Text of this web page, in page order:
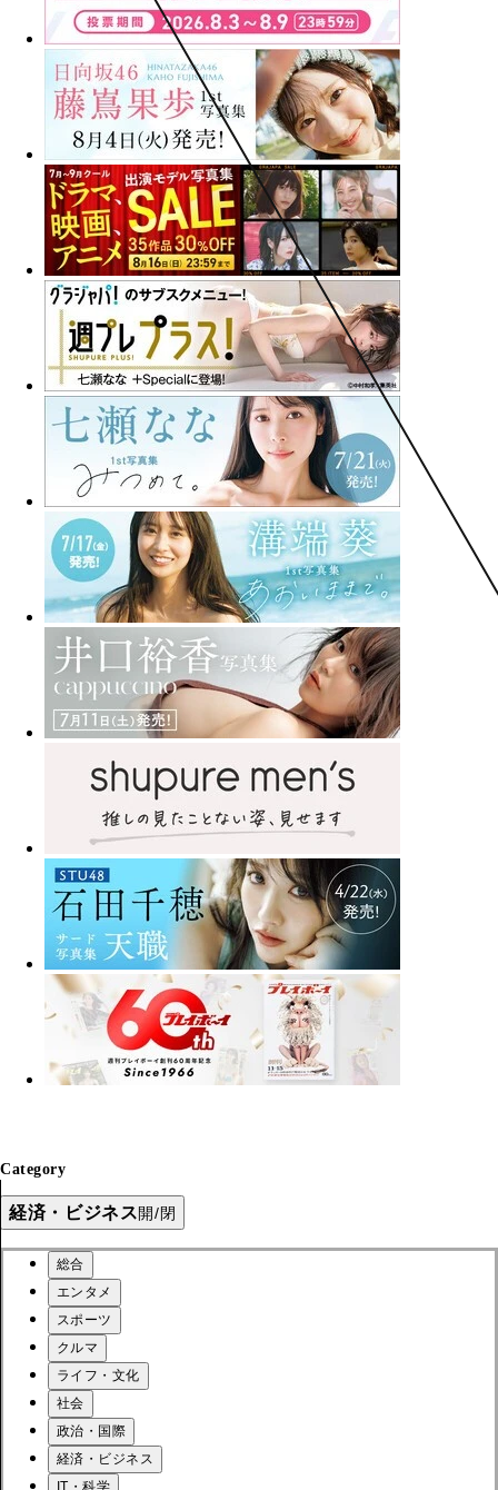
Category
経済・ビジネス開/閉
総合
エンタメ
スポーツ
クルマ
ライフ・文化
社会
政治・国際
経済・ビジネス
IT・科学